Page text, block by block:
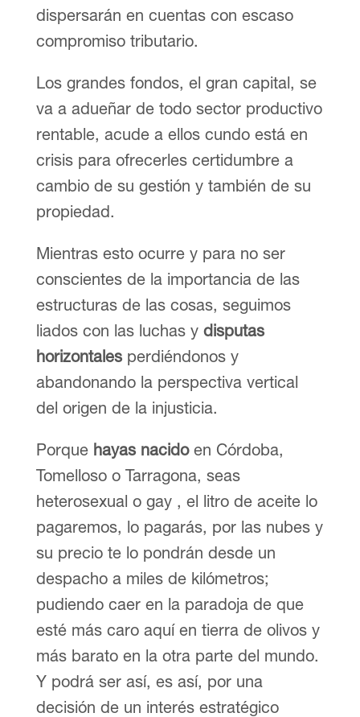
dispersarán en cuentas con escaso
compromiso tributario.
Los grandes fondos, el gran capital, se
va a adueñar de todo sector productivo
rentable, acude a ellos cundo está en
crisis para ofrecerles certidumbre a
cambio de su gestión y también de su
propiedad.
Mientras esto ocurre y para no ser
conscientes de la importancia de las
estructuras de las cosas, seguimos
liados con las luchas y disputas
horizontalesperdiéndonos y
abandonando la perspectiva vertical
del origen de la injusticia.
Porque hayas nacidoen Córdoba,
Tomelloso o Tarragona, seas
heterosexual o gay , el litro de aceite lo
pagaremos, lo pagarás, por las nubes y
su precio te lo pondrán desde un
despacho a miles de kilómetros;
pudiendo caer en la paradoja de que
esté más caro aquí en tierra de olivos y
más barato en la otra parte del mundo.
Y podrá ser así, es así, por una
decisión de un interés estratégico